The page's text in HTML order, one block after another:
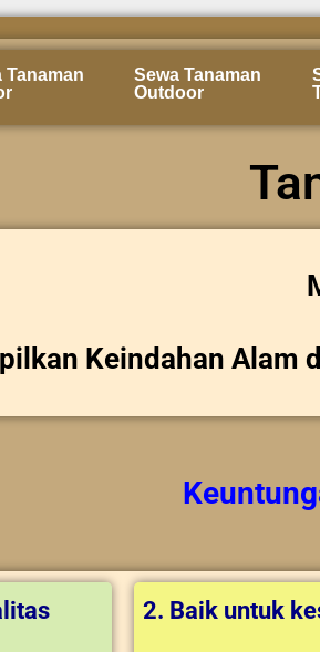
Tanaman
Sewa Tanaman
Outdoor
Keindahan Alam
2. Baik untuk